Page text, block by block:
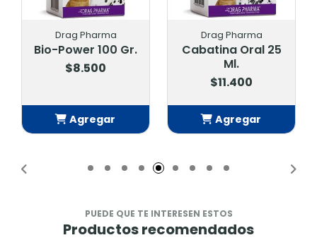
Drag Pharma
Bio-Power 100 Gr.
$8.500
Agregar
Drag Pharma
Cabatina Oral 25
Ml.
$11.400
Agregar
PUEDE QUE TE INTERESEN ESTOS
Productos recomendados